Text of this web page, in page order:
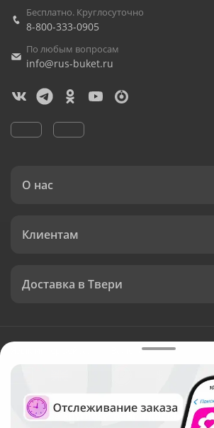
Бесплатно. Круглосуточно
8-800-333-0905
По любым вопросам
info@rus-buket.ru
О нас
Клиентам
Доставка в Твери
Валюта:
Служба круглосуточной доставки